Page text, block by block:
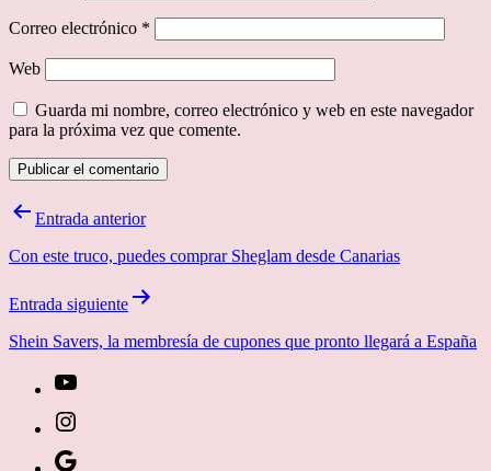
Correo electrónico *
Web
Guarda mi nombre, correo electrónico y web en este navegador
para la próxima vez que comente.
Navegación
entradas
Entrada anterior
Con este truco, puedes comprar Sheglam desde Canarias
Entrada siguiente
Shein Savers, la membresía de cupones que pronto llegará a España